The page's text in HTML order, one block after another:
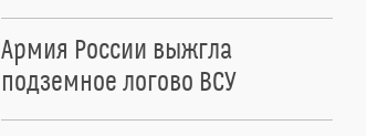
Армия России выжгла
подземное логово ВСУ